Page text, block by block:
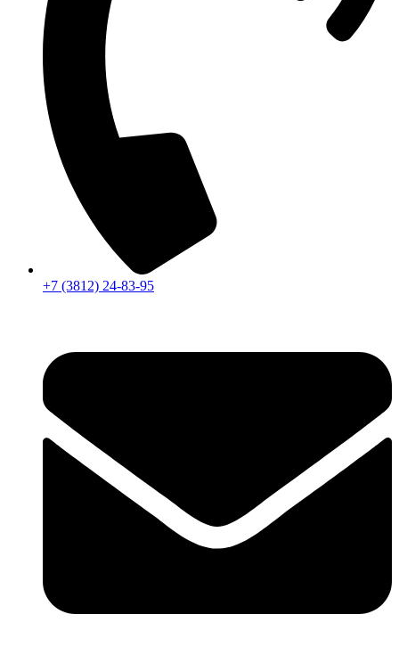
+7 (3812) 24-83-95